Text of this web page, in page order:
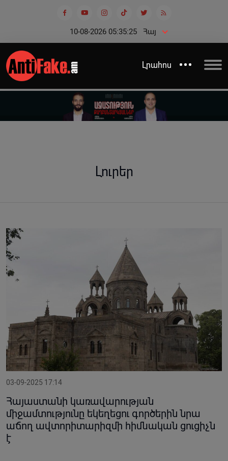
10-08-2026 05:35:26 Հայ
Լրահոս
Լուրեր
03-09-2025 17:14
Հայաստանի կառավարության
միջամտությունը եկեղեցու գործերին նրա
աճող ավտորիտարիզմի հիմնական ցուցիչն
է